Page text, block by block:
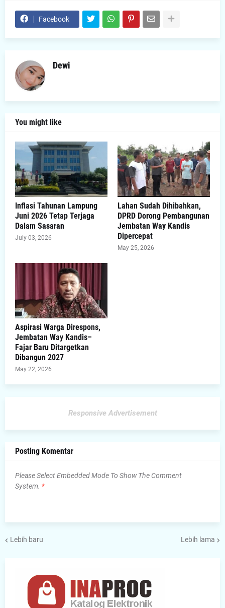
Facebook
Dewi
You might like
Inflasi Tahunan Lampung
Juni 2026 Tetap Terjaga
Dalam Sasaran
July 03, 2026
Lahan Sudah Dihibahkan,
DPRD Dorong Pembangunan
Jembatan Way Kandis
Dipercepat
May 25, 2026
Aspirasi Warga Direspons,
Jembatan Way Kandis–
Fajar Baru Ditargetkan
Dibangun 2027
May 22, 2026
Responsive Advertisement
Posting Komentar
Please Select Embedded Mode To Show The Comment
System. *
Lebih baru Lebih lama